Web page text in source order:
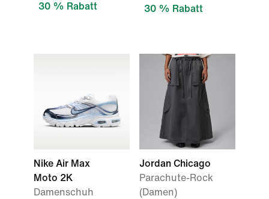
30 % Rabatt
30 % Rabatt
Nike Air Max
Moto 2K
Damenschuh
Jordan Chicago
Parachute-Rock
(Damen)